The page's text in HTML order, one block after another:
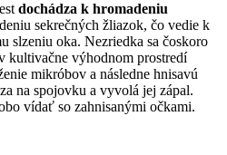
dochádza k hromadeniu
sekrečných žliazok, čo vedie k
slzeniu oka. Nezriedka sa čoskoro
kultivačne výhodnom prostredí
mikróbov a následne hnisavú
na spojovku a vyvolá jej zápal.
vídať so zahnisanými očkami.